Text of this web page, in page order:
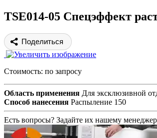
TSE014-05 Спецэффект
Поделиться
Стоимость: по запросу
Область применения Для эксклюзивной
Способ нанесения Распыление 150
Есть вопросы? Задайте их нашему